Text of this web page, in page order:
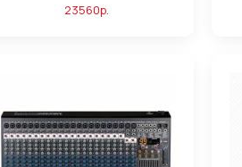
23560р.